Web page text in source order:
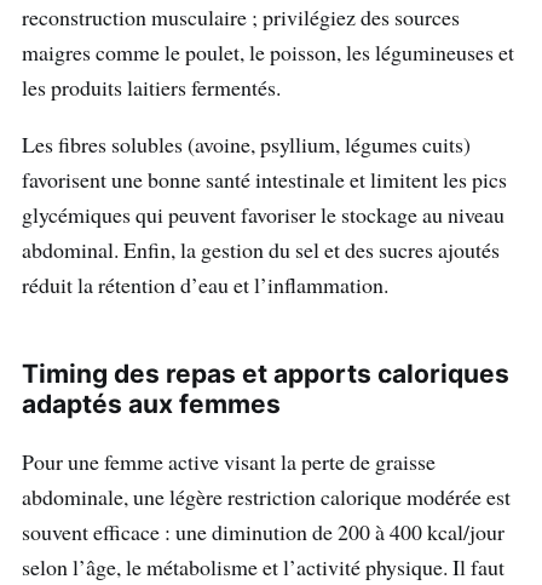
reconstruction musculaire ; privilégiez des sources
maigres comme le poulet, le poisson, les légumineuses et
les produits laitiers fermentés.
Les fibres solubles (avoine, psyllium, légumes cuits)
favorisent une bonne santé intestinale et limitent les pics
glycémiques qui peuvent favoriser le stockage au niveau
abdominal. Enfin, la gestion du sel et des sucres ajoutés
réduit la rétention d’eau et l’inflammation.
Timing des repas et apports caloriques
adaptés aux femmes
Pour une femme active visant la perte de graisse
abdominale, une légère restriction calorique modérée est
souvent efficace : une diminution de 200 à 400 kcal/jour
selon l’âge, le métabolisme et l’activité physique. Il faut